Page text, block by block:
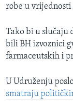
robe u vrijednosti
Tako bi u slučaju
bili BH izvoznici
farmaceutskih i
U Udruženju
smatraju